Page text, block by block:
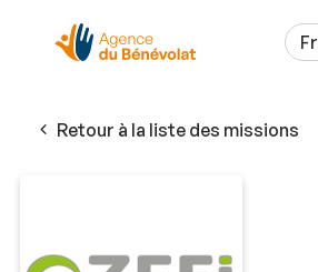
Fr
Retour à la liste des missions